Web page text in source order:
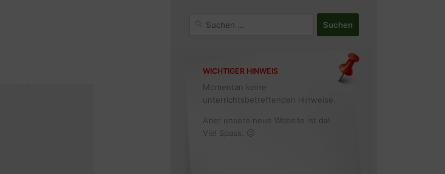
WICHTIGER HINWEIS
Momentan keine
unterrichtsbetreffenden Hinweise.
Aber unsere neue Website ist da!
Viel Spass. 🙂